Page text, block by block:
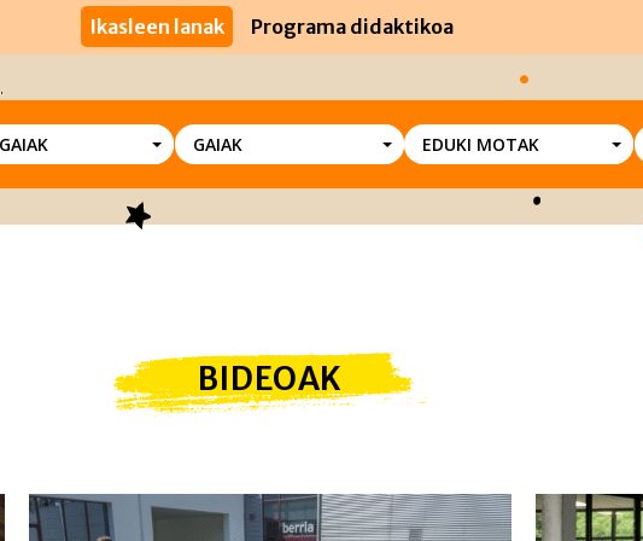
Ikasleen lanak Programa didaktikoa
GAIAK EDUKI MOTAK
BIDEOAK